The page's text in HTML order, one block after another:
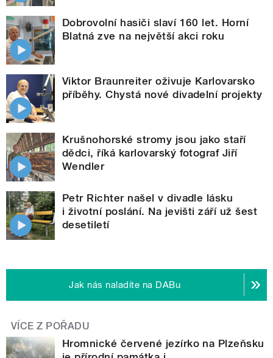
Dobrovolní hasiči slaví 160 let. Horní
Blatná zve na největší akci roku
Viktor Braunreiter oživuje Karlovarsko
příběhy. Chystá nové divadelní projekty
Krušnohorské stromy jsou jako staří
dědci, říká karlovarský fotograf Jiří
Wendler
Petr Richter našel v divadle lásku
i životní poslání. Na jevišti září už šest
desetiletí
Jak nás naladíte na DABu
VÍCE Z POŘADU
Hromnické červené jezírko na Plzeňsku